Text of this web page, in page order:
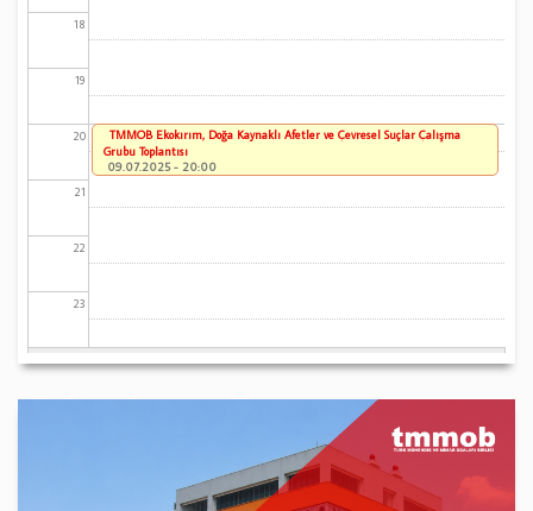
18
19
20
21
22
23
TMMOB Ekokırım, Doğa Kaynaklı Afetler ve Çevresel Suçlar Çalışma
Grubu Toplantısı
09.07.2025 - 20:00